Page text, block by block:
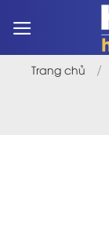
qua
dungTrang chủ /